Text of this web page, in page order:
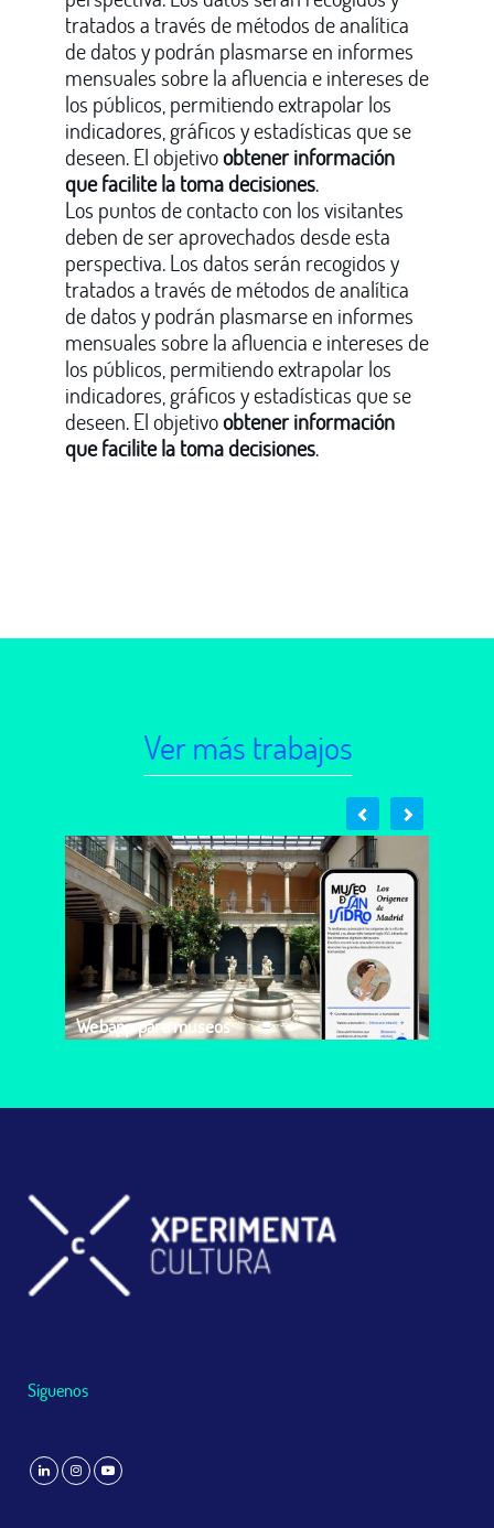
tratados a través de métodos de analítica
de datos y podrán plasmarse en informes
mensuales sobre la afluencia e intereses de
los públicos, permitiendo extrapolar los
indicadores, gráficos y estadísticas que se
deseen. El objetivoobtener información
que facilite la toma decisiones.
Los puntos de contacto con los visitantes
deben de ser aprovechados desde esta
perspectiva. Los datos serán recogidos y
tratados a través de métodos de analítica
de datos y podrán plasmarse en informes
mensuales sobre la afluencia e intereses de
los públicos, permitiendo extrapolar los
indicadores, gráficos y estadísticas que se
deseen. El objetivoobtener información
que facilite la toma decisiones.
Webapp para museos
Síguenos